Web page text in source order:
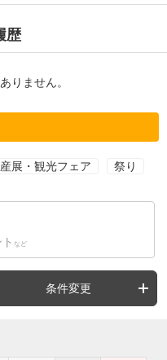
歴
りません。
展・観光フェア 祭り
など
条件変更